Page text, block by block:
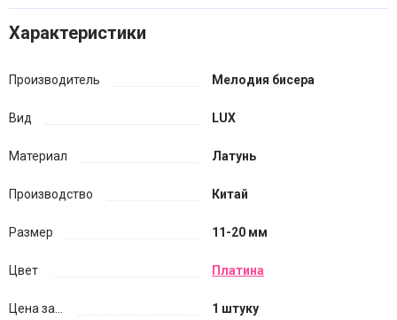
Характеристики
Производитель Мелодия бисера
Вид LUX
Материал Латунь
Производство Китай
Размер 11-20 мм
Цвет Платина
Цена за... 1 штуку